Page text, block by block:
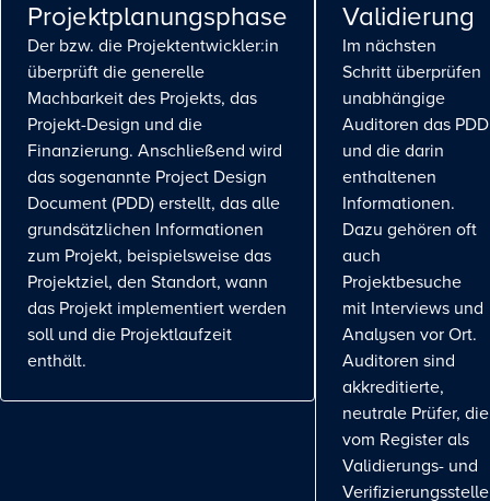
Projektplanungsphase
Der bzw. die Projektentwickler:in
überprüft die generelle
Machbarkeit des Projekts, das
Projekt-Design und die
Finanzierung. Anschließend wird
das sogenannte Project Design
Document (PDD) erstellt, das alle
grundsätzlichen Informationen
zum Projekt, beispielsweise das
Projektziel, den Standort, wann
das Projekt implementiert werden
soll und die Projektlaufzeit
enthält.
Validierung
Im nächsten
Schritt überprüfen
unabhängige
Auditoren das PDD
und die darin
enthaltenen
Informationen.
Dazu gehören oft
auch
Projektbesuche
mit Interviews und
Analysen vor Ort.
Auditoren sind
akkreditierte,
neutrale Prüfer, die
vom Register als
Validierungs- und
Verifizierungsstelle